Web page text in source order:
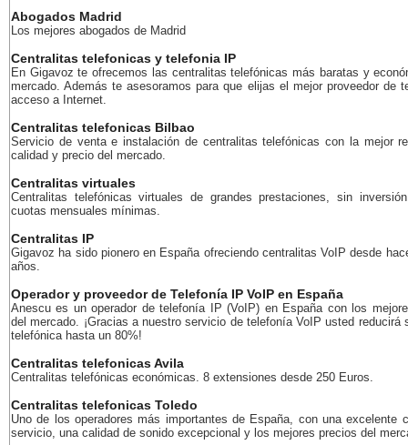
Abogados Madrid
Los mejores abogados de Madrid
Centralitas telefonicas y telefonia IP
En Gigavoz te ofrecemos las centralitas telefónicas más baratas y
mercado. Además te asesoramos para que elijas el mejor proveedor de
acceso a Internet.
Centralitas telefonicas Bilbao
Servicio de venta e instalación de centralitas telefónicas con la mejor
calidad y precio del mercado.
Centralitas virtuales
Centralitas telefónicas virtuales de grandes prestaciones, sin
cuotas mensuales mínimas.
Centralitas IP
Gigavoz ha sido pionero en España ofreciendo centralitas VoIP desde
años.
Operador y proveedor de Telefonía IP VoIP en España
Anescu es un operador de telefonía IP (VoIP) en España con los
del mercado. ¡Gracias a nuestro servicio de telefonía VoIP usted reducirá
telefónica hasta un 80%!
Centralitas telefonicas Avila
Centralitas telefónicas económicas. 8 extensiones desde 250 Euros.
Centralitas telefonicas Toledo
Uno de los operadores más importantes de España, con una excelente
servicio, una calidad de sonido excepcional y los mejores precios del